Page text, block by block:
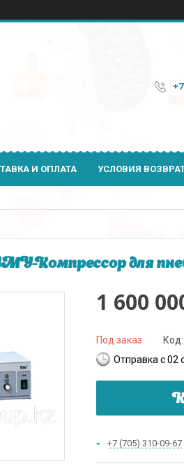
И ОПЛАТА УСЛОВИЯ
Компрессор для
1 600
Под заказ Код:
Отправка с 02
+7 (705) 310-09-67